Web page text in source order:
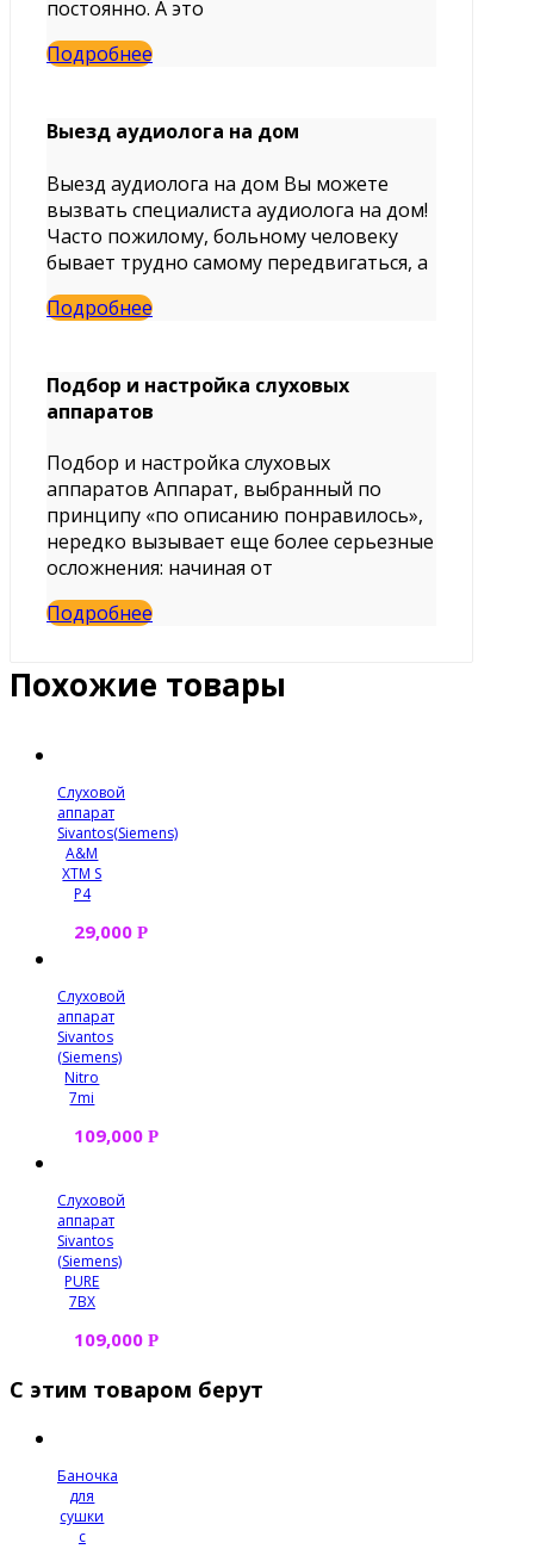
постоянно. А это
Подробнее
Выезд аудиолога на дом
Выезд аудиолога на дом Вы можете
вызвать специалиста аудиолога на дом!
Часто пожилому, больному человеку
бывает трудно самому передвигаться, а
Подробнее
Подбор и настройка слуховых
аппаратов
Подбор и настройка слуховых
аппаратов Аппарат, выбранный по
принципу «по описанию понравилось»,
нередко вызывает еще более серьезные
осложнения: начиная от
Подробнее
Похожие товары
Слуховой
аппарат
Sivantos(Siemens)
A&M
XTM S
P4
29,000 Р
Слуховой
аппарат
Sivantos
(Siemens)
Nitro
7mi
109,000 Р
Слуховой
аппарат
Sivantos
(Siemens)
PURE
7BX
109,000 Р
С этим товаром берут
Баночка
для
сушки
с